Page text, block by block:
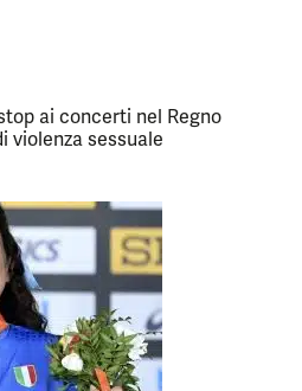
ai concerti nel Regno
violenza sessuale